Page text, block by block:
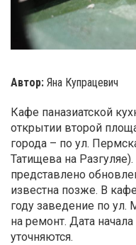
Автор: Яна Купрацевич
Кафе паназиатской
открытии второй
города – по ул.
Татищева на
представлено
известна позже. В
году заведение по ул.
на ремонт. Дата
уточняются.